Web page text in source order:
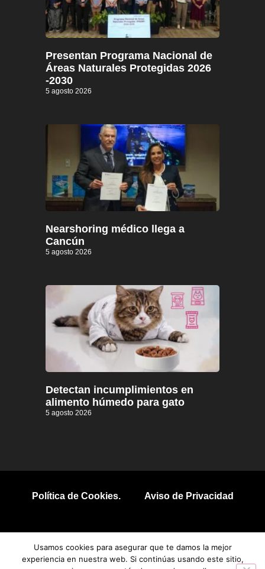
Presentan Programa Nacional de
Áreas Naturales Protegidas 2026
-2030
5 agosto 2026
Nearshoring médico llega a
Cancún
5 agosto 2026
Detectan incumplimientos en
alimento húmedo para gato
5 agosto 2026
Política de Cookies. Aviso de Privacidad
Usamos cookies para asegurar que te damos la mejor
experiencia en nuestra web. Si continúas usando este sitio,